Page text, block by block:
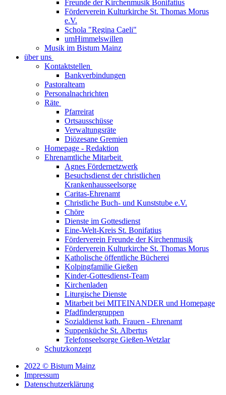
Freunde der Kirchenmusik Bonifatius
Förderverein Kulturkirche St. Thomas Morus
e.V.
Schola "Regina Caeli"
umHimmelswillen
Musik im Bistum Mainz
über uns
Kontaktstellen
Bankverbindungen
Pastoralteam
Personalnachrichten
Räte
Pfarreirat
Ortsausschüsse
Verwaltungsräte
Diözesane Gremien
Homepage - Redaktion
Ehrenamtliche Mitarbeit
Agnes Fördernetzwerk
Besuchsdienst der christlichen
Krankenhausseelsorge
Caritas-Ehrenamt
Christliche Buch- und Kunststube e.V.
Chöre
Dienste im Gottesdienst
Eine-Welt-Kreis St. Bonifatius
Förderverein Freunde der Kirchenmusik
Förderverein Kulturkirche St. Thomas Morus
Katholische öffentliche Bücherei
Kolpingfamilie Gießen
Kinder-Gottesdienst-Team
Kirchenladen
Liturgische Dienste
Mitarbeit bei MITEINANDER und Homepage
Pfadfindergruppen
Sozialdienst kath. Frauen - Ehrenamt
Suppenküche St. Albertus
Telefonseelsorge Gießen-Wetzlar
Schutzkonzept
2022 © Bistum Mainz
Impressum
Datenschutzerklärung